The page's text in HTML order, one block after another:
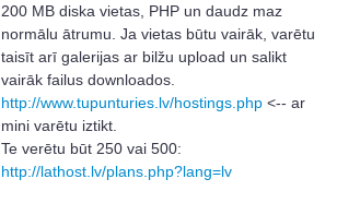
200 MB diska vietas, PHP un daudz maz
normālu ātrumu. Ja vietas būtu vairāk, varētu
taisīt arī galerijas ar bilžu upload un salikt
vairāk failus downloados.
http://www.tupunturies.lv/hostings.php <-- ar
mini varētu iztikt.
Te verētu būt 250 vai 500:
http://lathost.lv/plans.php?lang=lv